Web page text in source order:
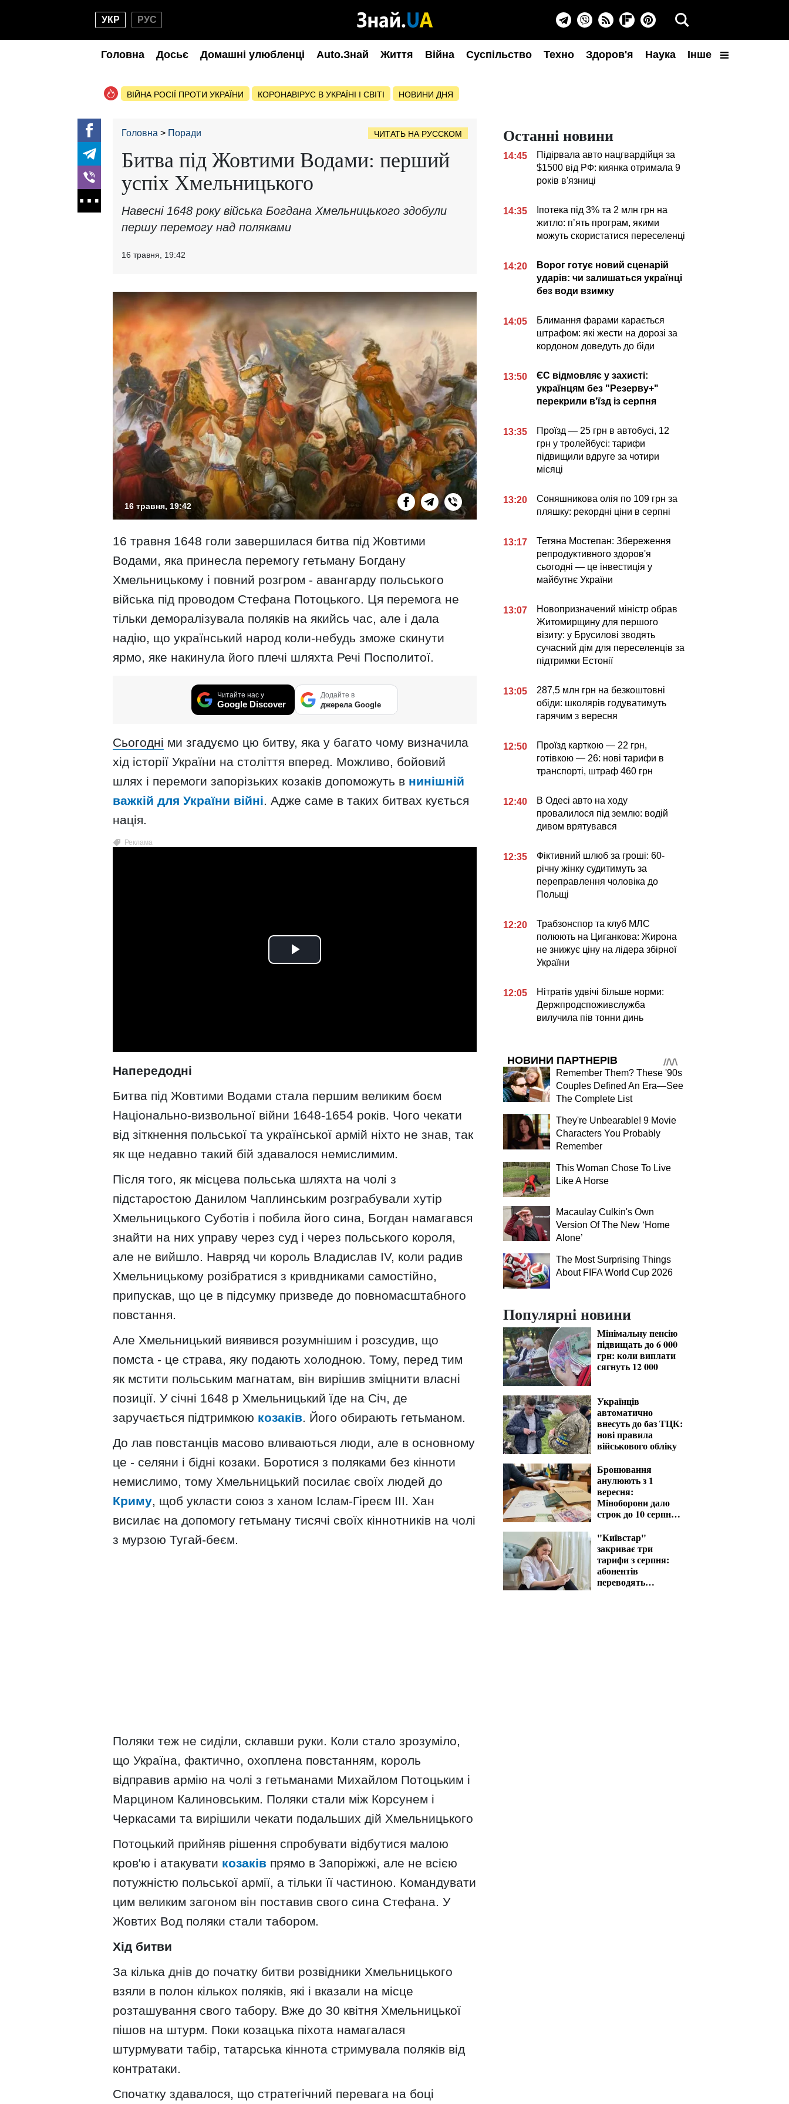
УКР РУС
Головна Досьє Домашні улюбленці Auto.Знай Життя Війна Суспільство Техно Здоров'я Наука Інше
ВІЙНА РОСІЇ ПРОТИ УКРАЇНИ КОРОНАВІРУС В УКРАЇНІ І СВІТІ НОВИНИ ДНЯ
Головна Поради ЧИТАТЬ НА РУССКОМ
Битва під Жовтими Водами: перший
успіх Хмельницького
Навесні 1648 року війська Богдана Хмельницького здобули
першу перемогу над поляками
16 травня, 19:42
16 травня, 19:42
16 травня 1648 голи завершилася битва під Жовтими
Водами, яка принесла перемогу гетьману Богдану
Хмельницькому і повний розгром - авангарду польського
війська під проводом Стефана Потоцького. Ця перемога не
тільки деморалізувала поляків на якийсь час, але і дала
надію, що український народ коли-небудь зможе скинути
ярмо, яке накинула його плечі шляхта Речі Посполитої.
Читайте нас у
Google Discover
Додайте в
джерела Google
Сьогодні ми згадуємо цю битву, яка у багато чому визначила
хід історії України на століття вперед. Можливо, бойовий
шлях і перемоги запорізьких козаків допоможуть в нинішній
важкій для України війні. Адже саме в таких битвах кується
нація.
Напередодні
Битва під Жовтими Водами стала першим великим боєм
Національно-визвольної війни 1648-1654 років. Чого чекати
від зіткнення польської та української армій ніхто не знав, так
як ще недавно такий бій здавалося немислимим.
Після того, як місцева польська шляхта на чолі з
підстаростою Данилом Чаплинським розграбували хутір
Хмельницького Суботів і побила його сина, Богдан намагався
знайти на них управу через суд і через польського короля,
але не вийшло. Навряд чи король Владислав IV, коли радив
Хмельницькому розібратися з кривдниками самостійно,
припускав, що це в підсумку призведе до повномасштабного
повстання.
Але Хмельницький виявився розумнішим і розсудив, що
помста - це страва, яку подають холодною. Тому, перед тим
як мстити польським магнатам, він вирішив зміцнити власні
позиції. У січні 1648 р Хмельницький їде на Січ, де
заручається підтримкою козаків . Його обирають гетьманом.
До лав повстанців масово вливаються люди, але в основному
це - селяни і бідні козаки. Боротися з поляками без кінноти
немислимо, тому Хмельницький посилає своїх людей до
Криму , щоб укласти союз з ханом Іслам-Гіреєм III. Хан
висилає на допомогу гетьману тисячі своїх кіннотників на чолі
з мурзою Тугай-беєм.
Поляки теж не сиділи, склавши руки. Коли стало зрозуміло,
що Україна, фактично, охоплена повстанням, король
відправив армію на чолі з гетьманами Михайлом Потоцьким і
Марцином Калиновським. Поляки стали між Корсунем і
Черкасами та вирішили чекати подальших дій Хмельницького
Потоцький прийняв рішення спробувати відбутися малою
кров'ю і атакувати козаків прямо в Запоріжжі, але не всією
потужністю польської армії, а тільки її частиною. Командувати
цим великим загоном він поставив свого сина Стефана. У
Жовтих Вод поляки стали табором.
Хід битви
За кілька днів до початку битви розвідники Хмельницького
взяли в полон кількох поляків, які і вказали на місце
розташування свого табору. Вже до 30 квітня Хмельницької
пішов на штурм. Поки козацька піхота намагалася
штурмувати табір, татарська кіннота стримувала поляків від
контратаки.
Спочатку здавалося, що стратегічний перевага на боці
Останні новини
14:45
Підірвала авто нацгвардійця за
$1500 від РФ: киянка отримала 9
років в'язниці
14:35
Іпотека під 3% та 2 млн грн на
житло: пʼять програм, якими
можуть скористатися переселенці
14:20
Ворог готує новий сценарій
ударів: чи залишаться українці
без води взимку
14:05
Блимання фарами карається
штрафом: які жести на дорозі за
кордоном доведуть до біди
13:50
ЄС відмовляє у захисті:
українцям без "Резерву+"
перекрили в'їзд із серпня
13:35
Проїзд — 25 грн в автобусі, 12
грн у тролейбусі: тарифи
підвищили вдруге за чотири
місяці
13:20
Соняшникова олія по 109 грн за
пляшку: рекордні ціни в серпні
13:17
Тетяна Мостепан: Збереження
репродуктивного здоров'я
сьогодні — це інвестиція у
майбутнє України
13:07
Новопризначений міністр обрав
Житомирщину для першого
візиту: у Брусилові зводять
сучасний дім для переселенців за
підтримки Естонії
13:05
287,5 млн грн на безкоштовні
обіди: школярів годуватимуть
гарячим з вересня
12:50
Проїзд карткою — 22 грн,
готівкою — 26: нові тарифи в
транспорті, штраф 460 грн
12:40
В Одесі авто на ходу
провалилося під землю: водій
дивом врятувався
12:35
Фіктивний шлюб за гроші: 60-
річну жінку судитимуть за
переправлення чоловіка до
Польщі
12:20
Трабзонспор та клуб МЛС
полюють на Циганкова: Жирона
не знижує ціну на лідера збірної
України
12:05
Нітратів удвічі більше норми:
Держпродспоживслужба
вилучила пів тонни динь
НОВИНИ ПАРТНЕРІВ
Remember Them? These '90s
Couples Defined An Era—See
The Complete List
They're Unbearable! 9 Movie
Characters You Probably
Remember
This Woman Chose To Live
Like A Horse
Macaulay Culkin's Own
Version Of The New ‘Home
Alone’
The Most Surprising Things
About FIFA World Cup 2026
Популярні новини
Мінімальну пенсію
підвищать до 6 000
грн: коли виплати
сягнуть 12 000
Українців
автоматично
внесуть до баз ТЦК:
нові правила
військового обліку
Бронювання
анулюють з 1
вересня:
Міноборони дало
строк до 10 серпня
підприємств
"Київстар"
закриває три
тарифи з серпня:
абонентів
переводять